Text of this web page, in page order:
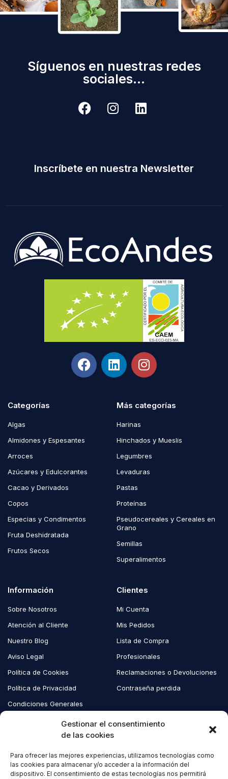
Gestionar el consentimiento
de las cookies
Para ofrecer las mejores experiencias, utilizamos tecnologías como
las cookies para almacenar y/o acceder a la información del
dispositivo. El consentimiento de estas tecnologías nos permitirá
Síguenos en nuestras redes
sociales...
Inscríbete en nuestra Newsletter
Categorías
Algas
Almidones y Espesantes
Arroces
Azúcares y Edulcorantes
Cacao y Derivados
Copos
Especias y Condimentos
Fruta Deshidratada
Frutos Secos
Más categorías
Harinas
Hinchados y Mueslis
Legumbres
Levaduras
Pastas
Proteínas
Pseudocereales y Cereales en
Grano
Semillas
Superalimentos
Información
Sobre Nosotros
Atención al Cliente
Nuestro Blog
Aviso Legal
Política de Cookies
Política de Privacidad
Condiciones Generales
Clientes
Mi Cuenta
Mis Pedidos
Lista de Compra
Profesionales
Reclamaciones o Devoluciones
Contraseña perdida
Copyright © 2023 EcoAndes. Todos los derechos reservados.